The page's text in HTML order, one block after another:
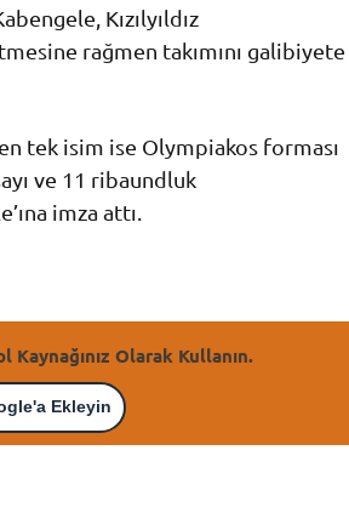
Kızılyıldız
rağmen takımını galibiyete
tek isim ise Olympiakos forması
ve 11 ribaundluk
imza attı.
Kaynağınız Olarak Kullanın.
Ekleyin